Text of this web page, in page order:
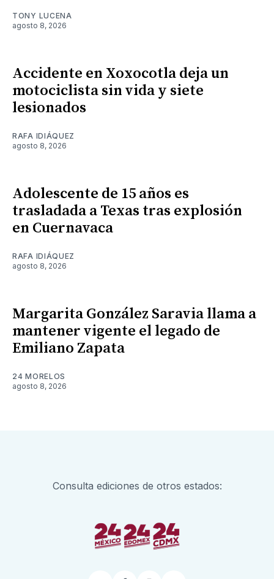
TONY LUCENA
agosto 8, 2026
Accidente en Xoxocotla deja un
motociclista sin vida y siete
lesionados
RAFA IDIÁQUEZ
agosto 8, 2026
Adolescente de 15 años es
trasladada a Texas tras explosión
en Cuernavaca
RAFA IDIÁQUEZ
agosto 8, 2026
Margarita González Saravia llama a
mantener vigente el legado de
Emiliano Zapata
24 MORELOS
agosto 8, 2026
Consulta ediciones de otros estados: